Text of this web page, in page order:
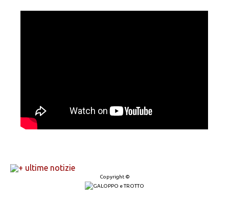
+ ultime notizie
Copyright ©